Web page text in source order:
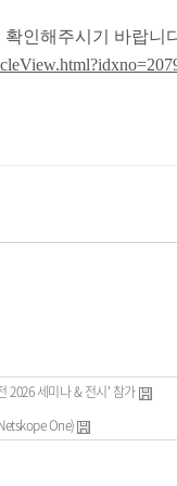
인해주시기 바랍니
2026 세미나 & 전시' 참가
One)